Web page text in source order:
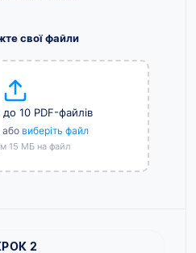
свої файли
10 PDF-файлів
або виберіть файл
15 МБ на файл
2